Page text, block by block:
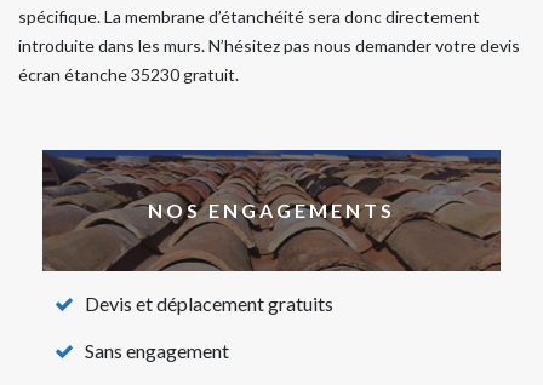
spécifique. La membrane d’étanchéité sera donc directement
introduite dans les murs. N’hésitez pas nous demander votre devis
écran étanche 35230 gratuit.
NOS ENGAGEMENTS
Devis et déplacement gratuits
Sans engagement